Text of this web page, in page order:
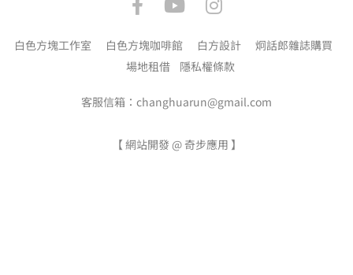
白色方塊工作室 白色方塊咖啡館白方設計 炯話郎雜誌購買
場地租借隱私權條款
客服信箱：changhuarun@gmail.com
【 網站開發 @ 奇步應用 】